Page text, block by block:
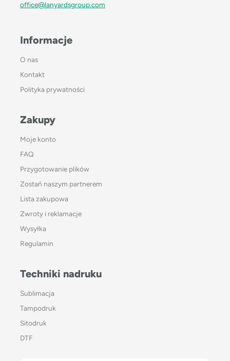
office@lanyardsgroup.com
Informacje
O nas
Kontakt
Polityka prywatności
Zakupy
Moje konto
FAQ
Przygotowanie plików
Zostań naszym partnerem
Lista zakupowa
Zwroty i reklamacje
Wysyłka
Regulamin
Techniki nadruku
Sublimacja
Tampodruk
Sitodruk
DTF